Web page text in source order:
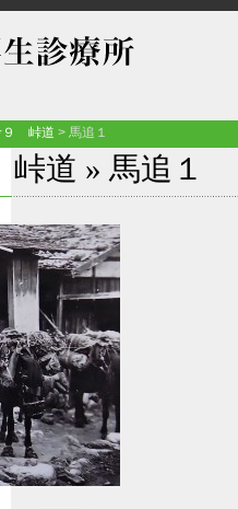
９ 峠道 > 馬追１
道 » 馬追１